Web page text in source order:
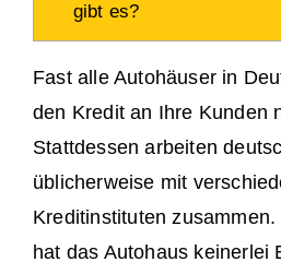
gibt es?
Fast alle Autohäuser in
den Kredit an Ihre Kunden
Stattdessen arbeiten
üblicherweise mit
Kreditinstituten
hat das Autohaus keinerlei